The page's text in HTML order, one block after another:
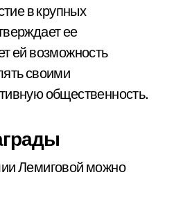
в крупных
ее
ей возможность
своими
общественность.
Лемиговой можно